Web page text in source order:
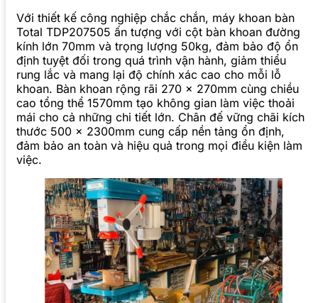
Với thiết kế công nghiệp chắc chắn, máy khoan bàn
Total TDP207505 ấn tượng với cột bàn khoan đường
kính lớn 70mm và trọng lượng 50kg, đảm bảo độ ổn
định tuyệt đối trong quá trình vận hành, giảm thiểu
rung lắc và mang lại độ chính xác cao cho mỗi lỗ
khoan. Bàn khoan rộng rãi 270 x 270mm cùng chiều
cao tổng thể 1570mm tạo không gian làm việc thoải
mái cho cả những chi tiết lớn. Chân đế vững chãi kích
thước 500 x 2300mm cung cấp nền tảng ổn định,
đảm bảo an toàn và hiệu quả trong mọi điều kiện làm
việc.